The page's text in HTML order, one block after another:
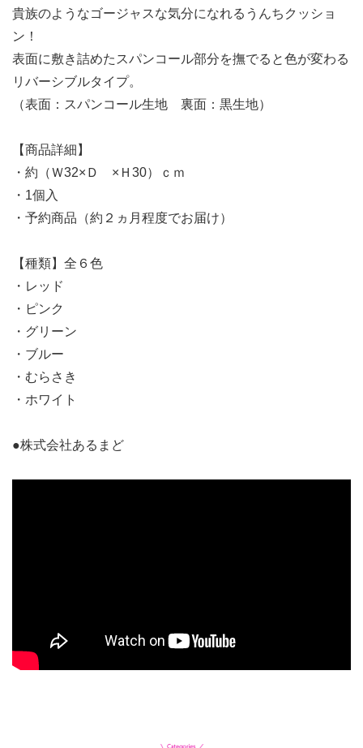
貴族のようなゴージャスな気分になれるうんちクッショ
ン！
表面に敷き詰めたスパンコール部分を撫でると色が変わる
リバーシブルタイプ。
（表面：スパンコール生地 裏面：黒生地）
【商品詳細】
・約（Ｗ32×Ｄ ×Ｈ30）ｃｍ
・1個入
・予約商品（約２ヵ月程度でお届け）
【種類】全６色
・レッド
・ピンク
・グリーン
・ブルー
・むらさき
・ホワイト
●株式会社あるまど